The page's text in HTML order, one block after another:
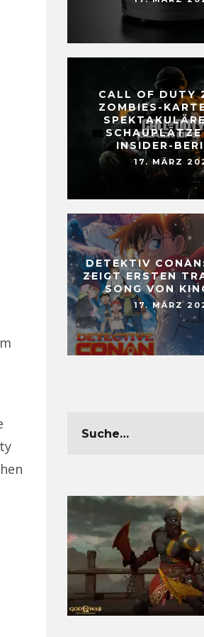
CALL OF DUTY
ZOMBIES-
INSIDER-
17. MÄRZ
DETEKTIV
ZEIGT ERSTEN
SONG VON
17. MÄRZ